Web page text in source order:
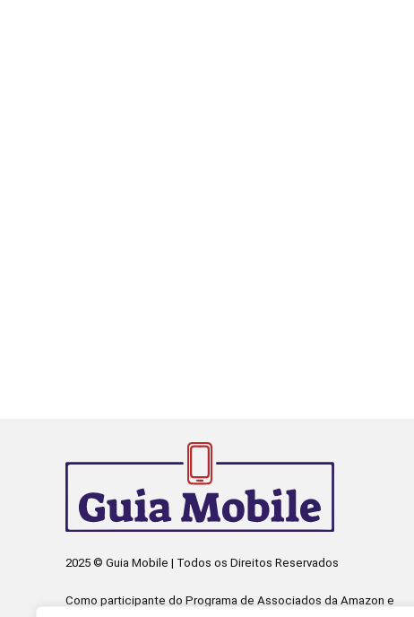
2025 © Guia Mobile | Todos os Direitos Reservados
Como participante do Programa de Associados da Amazon e